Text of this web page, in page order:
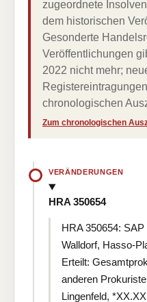
zugeordnete
dem historischen
Gesonderte
Veröffentlichungen
2022 nicht mehr;
chronologischen
Zum chronologischen
VERÄNDERUNGEN
HRA 350654
HRA 350654:
Walldorf, Hasso-
Erteilt:
anderen
Lingenfeld,